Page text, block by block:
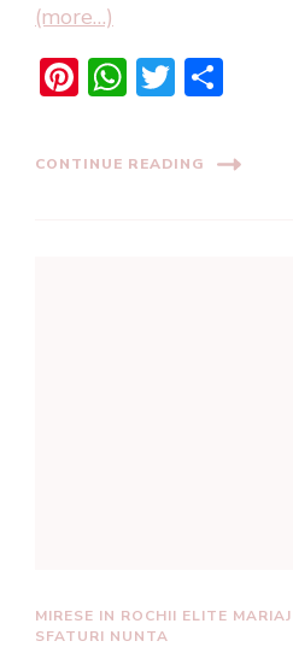
(more…)
Pinterest
WhatsApp
Twitter
CONTINUE READING
MIRESE IN ROCHII ELITE MARIAJ
SFATURI NUNTA